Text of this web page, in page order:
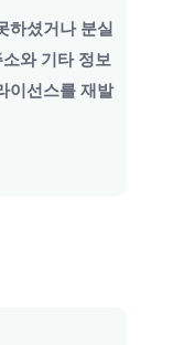
하셨거나 분실
와 기타 정보
이선스를 재발